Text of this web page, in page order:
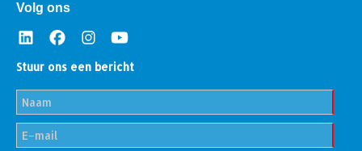
Volg ons
Stuur ons een bericht